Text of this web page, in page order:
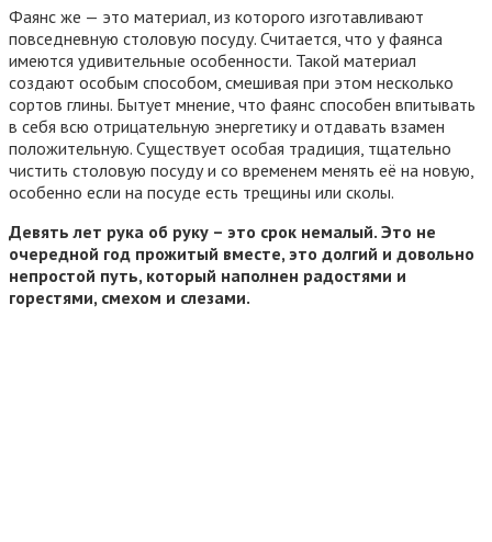
Фаянс же — это материал, из которого изготавливают
повседневную столовую посуду. Считается, что у фаянса
имеются удивительные особенности. Такой материал
создают особым способом, смешивая при этом несколько
сортов глины. Бытует мнение, что фаянс способен впитывать
в себя всю отрицательную энергетику и отдавать взамен
положительную. Существует особая традиция, тщательно
чистить столовую посуду и со временем менять её на новую,
особенно если на посуде есть трещины или сколы.
Девять лет рука об руку – это срок немалый. Это не
очередной год прожитый вместе, это долгий и довольно
непростой путь, который наполнен радостями и
горестями, смехом и слезами.